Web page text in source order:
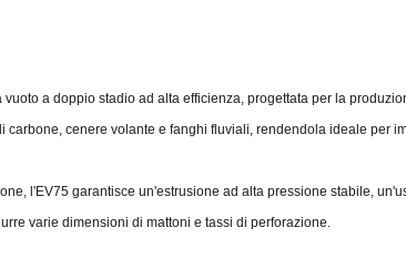
a doppio stadio ad alta efficienza, progettata per la
cenere volante e fanghi fluviali, rendendola ideale per
l'EV75 garantisce un'estrusione ad alta pressione stabile,
varie dimensioni di mattoni e tassi di perforazione.